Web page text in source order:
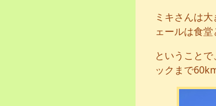
ミキさんは
ェールは食
ということ
ックまで